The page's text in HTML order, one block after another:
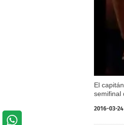
El
semifinal
2016-03-24